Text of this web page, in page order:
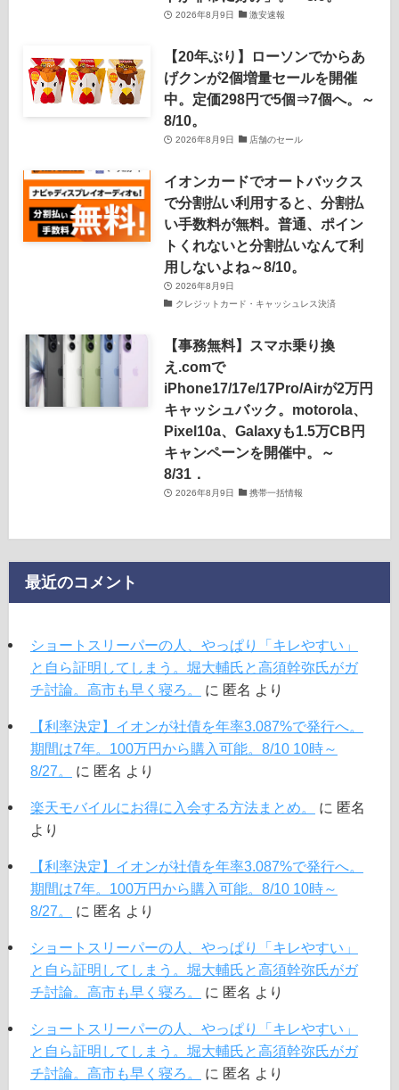
2026年8月9日 激安速報
【20年ぶり】ローソンでからあ
げクンが2個増量セールを開催
中。定価298円で5個⇒7個へ。～
8/10。
2026年8月9日 店舗のセール
イオンカードでオートバックス
で分割払い利用すると、分割払
い手数料が無料。普通、ポイン
トくれないと分割払いなんて利
用しないよね～8/10。
2026年8月9日
クレジットカード・キャッシュレス決済
【事務無料】スマホ乗り換
え.comで
iPhone17/17e/17Pro/Airが2万円
キャッシュバック。motorola、
Pixel10a、Galaxyも1.5万CB円
キャンペーンを開催中。～
8/31．
2026年8月9日 携帯一括情報
最近のコメント
ショートスリーパーの人、やっぱり「キレやすい」
と自ら証明してしまう。堀大輔氏と高須幹弥氏がガ
チ討論。高市も早く寝ろ。
に 匿名 より
【利率決定】イオンが社債を年率3.087%で発行へ。
期間は7年。100万円から購入可能。8/10 10時～
8/27。
に 匿名 より
楽天モバイルにお得に入会する方法まとめ。 に 匿名
より
【利率決定】イオンが社債を年率3.087%で発行へ。
期間は7年。100万円から購入可能。8/10 10時～
8/27。
に 匿名 より
ショートスリーパーの人、やっぱり「キレやすい」
と自ら証明してしまう。堀大輔氏と高須幹弥氏がガ
チ討論。高市も早く寝ろ。
に 匿名 より
ショートスリーパーの人、やっぱり「キレやすい」
と自ら証明してしまう。堀大輔氏と高須幹弥氏がガ
チ討論。高市も早く寝ろ。
に 匿名 より